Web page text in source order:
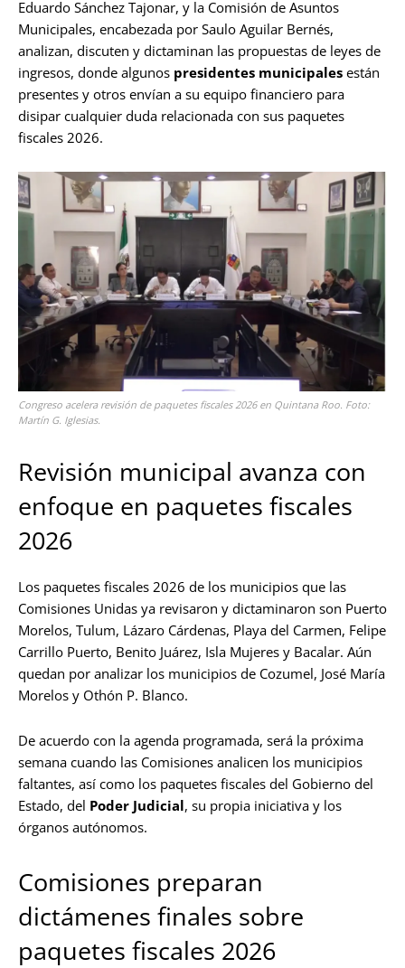
Eduardo Sánchez Tajonar, y la Comisión de Asuntos
Municipales, encabezada por Saulo Aguilar Bernés,
analizan, discuten y dictaminan las propuestas de leyes de
ingresos, donde algunos presidentes municipales están
presentes y otros envían a su equipo financiero para
disipar cualquier duda relacionada con sus paquetes
fiscales 2026.
Congreso acelera revisión de paquetes fiscales 2026 en Quintana Roo. Foto:
Martín G. Iglesias.
Revisión municipal avanza con
enfoque en paquetes fiscales
2026
Los paquetes fiscales 2026 de los municipios que las
Comisiones Unidas ya revisaron y dictaminaron son Puerto
Morelos, Tulum, Lázaro Cárdenas, Playa del Carmen, Felipe
Carrillo Puerto, Benito Juárez, Isla Mujeres y Bacalar. Aún
quedan por analizar los municipios de Cozumel, José María
Morelos y Othón P. Blanco.
De acuerdo con la agenda programada, será la próxima
semana cuando las Comisiones analicen los municipios
faltantes, así como los paquetes fiscales del Gobierno del
Estado, del Poder Judicial, su propia iniciativa y los
órganos autónomos.
Comisiones preparan
dictámenes finales sobre
paquetes fiscales 2026